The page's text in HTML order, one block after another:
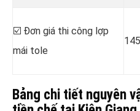
☑️ Đơn giá thi công lợp
mái tole
Bảng chi tiết nguyên